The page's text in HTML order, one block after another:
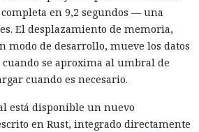
en 9,2 segundos — una
El desplazamiento de memoria,
modo de desarrollo, mueve los datos
se aproxima al umbral de
cuando es necesario.
está disponible un nuevo
en Rust, integrado directamente